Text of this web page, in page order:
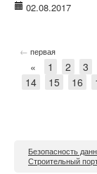
02.08.2017
← первая
« 1 2 3
14
15 16
Безопасность
Строительный